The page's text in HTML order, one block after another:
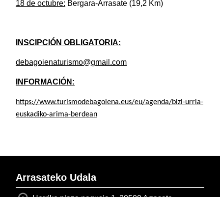
18 de octubre: Bergara-Arrasate (19,2 Km)
INSCIPCIÓN OBLIGATORIA:
debagoienaturismo@gmail.com
INFORMACIÓN:
https://www.turismodebagoiena.eus/eu/agenda/bizi-urria-
euskadiko-arima-berdean
Arrasateko Udala